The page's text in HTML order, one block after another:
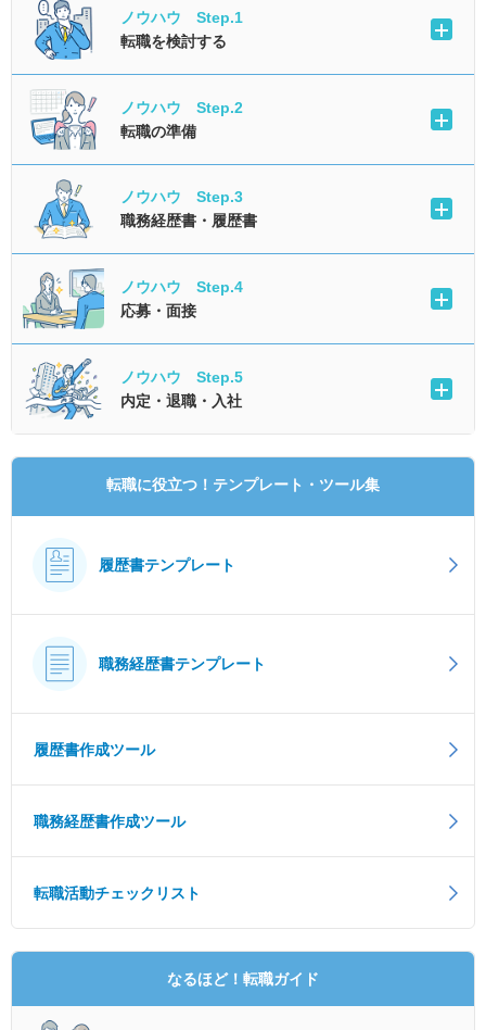
ノウハウ Step.1
転職を検討する
ノウハウ Step.2
転職の準備
ノウハウ Step.3
職務経歴書・履歴書
ノウハウ Step.4
応募・面接
ノウハウ Step.5
内定・退職・入社
転職に役立つ！テンプレート・ツール集
履歴書テンプレート
職務経歴書テンプレート
履歴書作成ツール
職務経歴書作成ツール
転職活動チェックリスト
なるほど！転職ガイド